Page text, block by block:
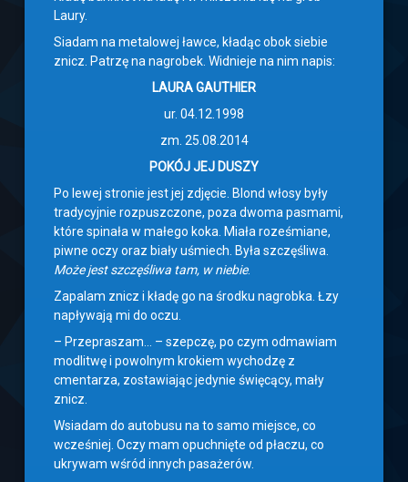
Laury.
Siadam na metalowej ławce, kładąc obok siebie
znicz. Patrzę na nagrobek. Widnieje na nim napis:
LAURA GAUTHIER
ur. 04.12.1998
zm. 25.08.2014
POKÓJ JEJ DUSZY
Po lewej stronie jest jej zdjęcie. Blond włosy były
tradycyjnie rozpuszczone, poza dwoma pasmami,
które spinała w małego koka. Miała roześmiane,
piwne oczy oraz biały uśmiech. Była szczęśliwa.
Może jest szczęśliwa tam, w niebie.
Zapalam znicz i kładę go na środku nagrobka. Łzy
napływają mi do oczu.
– Przepraszam… – szepczę, po czym odmawiam
modlitwę i powolnym krokiem wychodzę z
cmentarza, zostawiając jedynie święcący, mały
znicz.
Wsiadam do autobusu na to samo miejsce, co
wcześniej. Oczy mam opuchnięte od płaczu, co
ukrywam wśród innych pasażerów.